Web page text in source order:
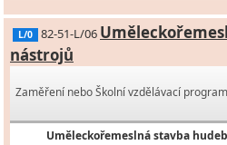
L/0 82-51-L/06
nástrojů
Zaměření nebo Školní vzdělávací program
Uměleckořemeslná stavba